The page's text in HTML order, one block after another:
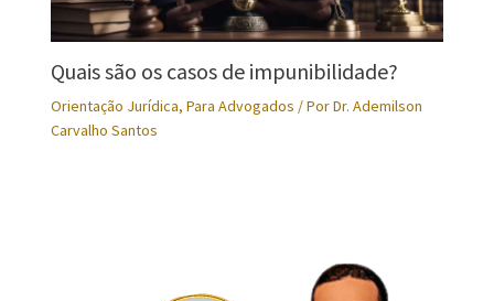
Quais são os casos de impunibilidade?
Orientação Jurídica, Para Advogados / PorDr. Ademilson
Carvalho Santos